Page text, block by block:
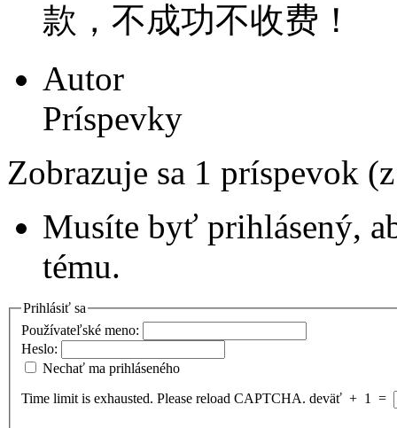
款，不成功不收费！
Autor
Príspevky
Zobrazuje sa 1 príspevok
Musíte byť prihlásený,
tému.
Prihlásiť sa
Používateľské meno:
Heslo:
Nechať ma prihláseného
Time limit is exhausted. Please reload CAPTCHA. deväť + 1 =